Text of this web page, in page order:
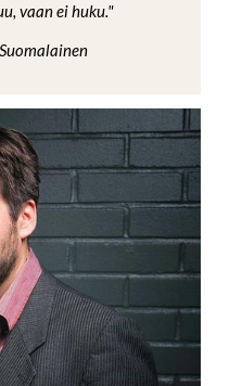
vaan ei huku."